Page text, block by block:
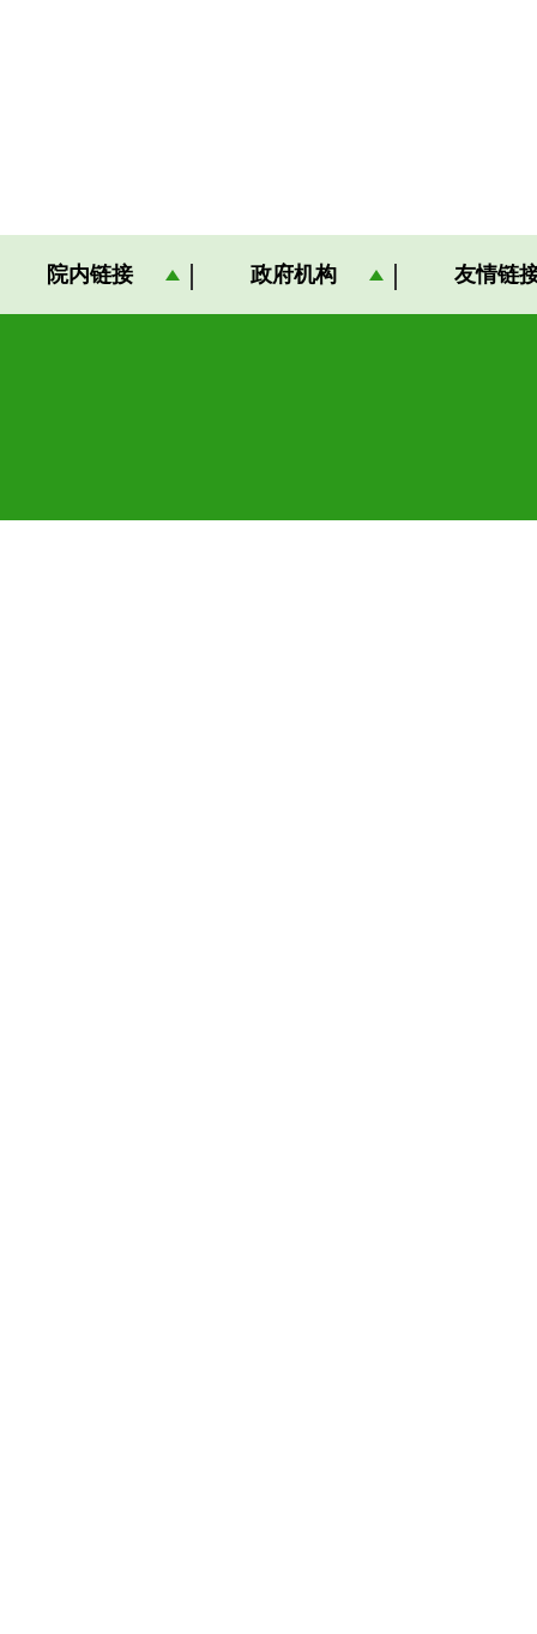
院内链接 政府机构 友情链